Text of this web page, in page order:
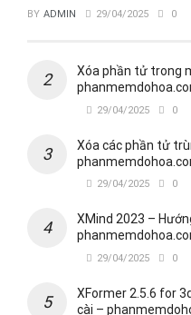
BY ADMIN 29/04/2025 0
Xóa phần tử trong
29/04/2025 0
Xóa các phần tử
29/04/2025 0
XMind 2023 –
29/04/2025 0
XFormer 2.5.6 for
cài –